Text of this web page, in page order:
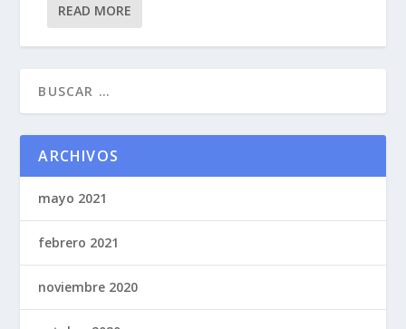
READ MORE
ARCHIVOS
mayo 2021
febrero 2021
noviembre 2020